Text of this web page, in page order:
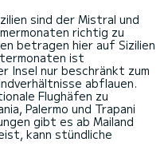
sind der Mistral und
richtig zu
betragen hier auf Sizilien
ist
Insel nur beschränkt zum
abflauen.
Flughäfen zu
Palermo und Trapani
gibt es ab Mailand
kann stündliche